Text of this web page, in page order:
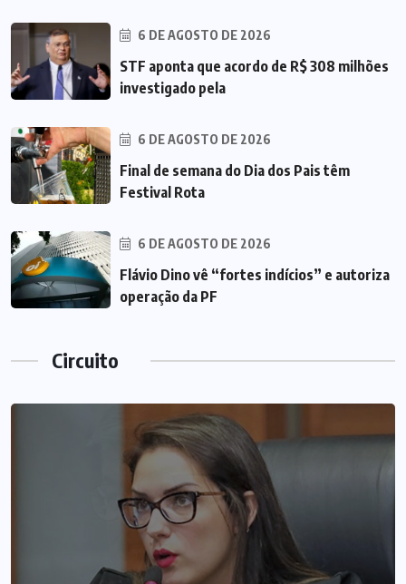
6 DE AGOSTO DE 2026
STF aponta que acordo de R$ 308 milhões
investigado pela
6 DE AGOSTO DE 2026
Final de semana do Dia dos Pais têm
Festival Rota
6 DE AGOSTO DE 2026
Flávio Dino vê “fortes indícios” e autoriza
operação da PF
Circuito